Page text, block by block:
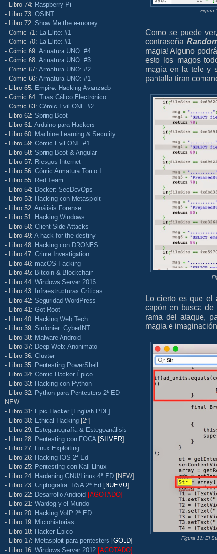
- Libro 74: Raspberry Pi
- Libro 73: OSINT
- Libro 72: Show Me the e-money
- Cómic 71: La Elite: #1
- Cómic 70: La Elite: #1
- Cómic 69: Armatura UNO: #4
- Cómic 68: Armatura UNO: #3
- Cómic 67: Armatura UNO: #2
- Cómic 66: Armatura UNO: #1
- Libro 65: Empire: Hacking Avanzado
- Cómic 64: Tiras Cálico Electrónico
- Cómic 63: Cómic Evil ONE #2
- Libro 62: Spring Boot
- Libro 61: Arduino para Hackers
- Libro 60: Machine Learning & Security
- Libro 59: Cómic Evil ONE #1
- Libro 58: Spring Boot & Angular
- Libro 57: Riesgos Internet
- Libro 56: Cómic Armatura Tomo I
- Libro 55: Red Team
- Libro 54: Docker: SecDevOps
- Libro 53: Hacking con Metasploit
- Libro 52: Análisis Forense
- Libro 51: Hacking Windows
- Libro 50: Client-Side Attacks
- Libro 49: A hack for the destiny
- Libro 48: Hacking con DRONES
- Libro 47: Crime Investigation
- Libro 46: macOS Hacking
- Libro 45: Bitcoin & Blockchain
- Libro 44: Windows Server 2016
- Libro 43: Infraestructuras Críticas
- Libro 42: Seguridad WordPress
- Libro 41: Got Root
- Libro 40: Hacking Web Tech
- Libro 39: Sinfonier: CyberINT
- Libro 38: Malware Android
- Libro 37: Deep Web: Anonimato
- Libro 36: Cluster
- Libro 35: Pentesting PowerShell
- Libro 34: Cómic Hacker Épico
- Libro 33: Hacking con Python
- Libro 32: Python para Pentesters 2ª ED
NEW
- Libro 31: Epic Hacker [English PDF]
- Libro 30: Ethical Hacking [2ª]
- Libro 29: Esteganografía & Estegoanálisis
- Libro 28: Pentesting con FOCA [SILVER]
- Libro 27: Linux Exploiting
- Libro 26: Hacking IOS 2ª Ed
- Libro 25: Pentesting con Kali Linux
- Libro 24: Hardening GNU/Linux 4ª ED [NEW]
- Libro 23: Criptografía: RSA 2ª Ed [NUEVO]
- Libro 22: Desarrollo Android [AGOTADO]
- Libro 21: Wardog y el Mundo
- Libro 20: Hacking VoIP 2ª ED
- Libro 19: Microhistorias
- Libro 18: Hacker Épico
- Libro 17: Metasploit para pentesters [GOLD]
- Libro 16: Windows Server 2012 [AGOTADO]
Figura
Como se puede
contraseña
magia! Alguno
esto los magos
magia en la tele y
pantalla tiran
Lo cierto es que el
capón en busca
rama del ataque,
magia e
Figura 12: El